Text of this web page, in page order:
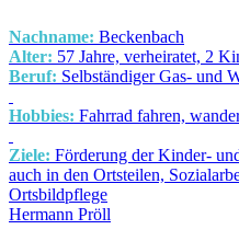
Nachname: Beckenbach
Alter: 57 Jahre, verheiratet, 2
Beruf: Selbständiger Gas- und
Hobbies: Fahrrad fahren,
Ziele: Förderung der Kinder-
auch in den Ortsteilen,
Ortsbildpflege
Hermann Pröll